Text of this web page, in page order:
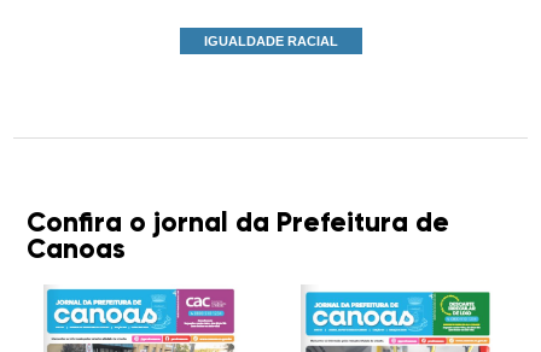
IGUALDADE RACIAL
Confira o jornal da Prefeitura de
Canoas